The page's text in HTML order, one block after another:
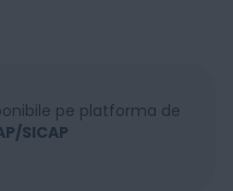
pe platforma de
SICAP